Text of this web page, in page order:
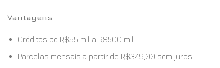
Vantagens
Créditos de R$55 mil a R$500 mil.
Parcelas mensais a partir de R$349,00 sem juros.